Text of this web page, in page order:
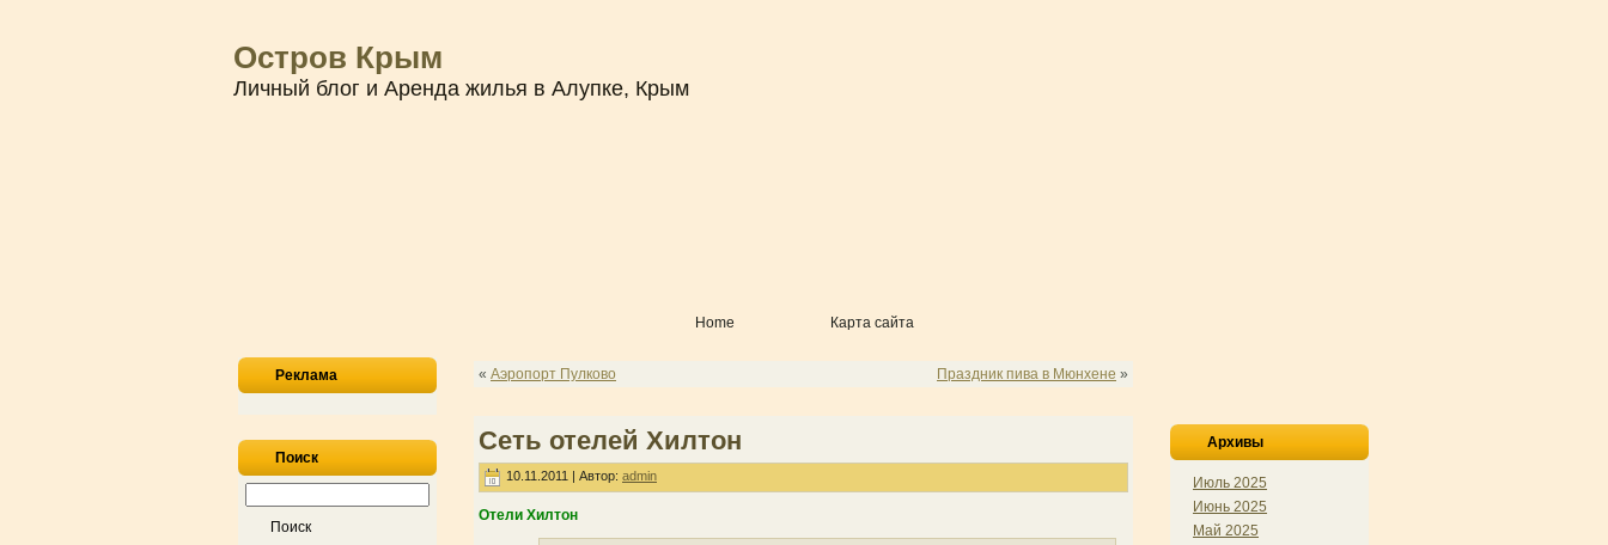
Остров Крым
Личный блог и Аренда жилья в Алупке, Крым
Home Карта сайта
Реклама
Поиск
« Аэропорт Пулково Праздник пива в Мюнхене »
Сеть отелей Хилтон
10.11.2011 | Автор: admin
Отели Хилтон
Архивы
Июль 2025
Июнь 2025
Май 2025